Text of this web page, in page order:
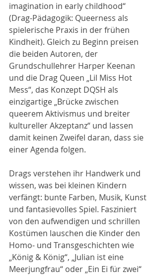
imagination in early childhood“
(Drag-Pädagogik: Queerness als
spielerische Praxis in der frühen
Kindheit). Gleich zu Beginn preisen
die beiden Autoren, der
Grundschullehrer Harper Keenan
und die Drag Queen „Lil Miss Hot
Mess“, das Konzept DQSH als
einzigartige „Brücke zwischen
queerem Aktivismus und breiter
kultureller Akzeptanz“ und lassen
damit keinen Zweifel daran, dass sie
einer Agenda folgen.
Drags verstehen ihr Handwerk und
wissen, was bei kleinen Kindern
verfängt: bunte Farben, Musik, Kunst
und fantasievolles Spiel. Fasziniert
von den aufwendigen und schrillen
Kostümen lauschen die Kinder den
Homo- und Transgeschichten wie
„König & König“, „Julian ist eine
Meerjungfrau“ oder „Ein Ei für zwei“